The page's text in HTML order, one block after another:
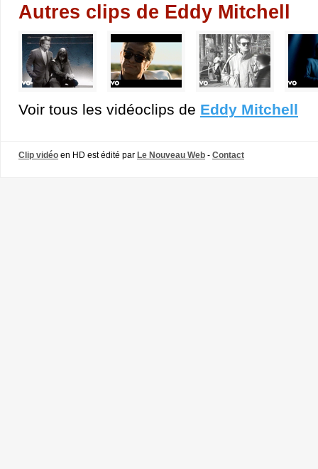
Autres clips de Eddy Mitchell
Voir tous les vidéoclips de Eddy Mitchell
Clip vidéo en HD est édité par Le Nouveau Web - Contact